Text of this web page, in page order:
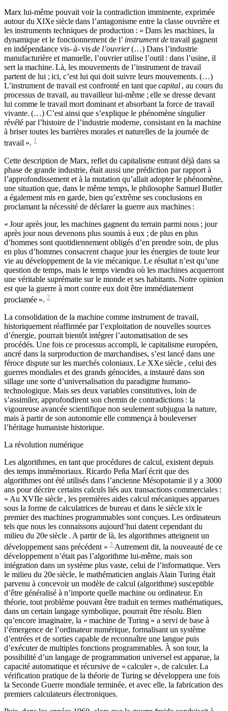
Marx lui-même pouvait voir la contradiction imminente, exprimée
autour duXIXesiècle dans l’antagonisme entre la classe ouvrière et
les instruments techniques de production : « Dans les machines, la
dynamique et le fonctionnement de l’ instrument detravail gagnent
en indépendance vis-à-visde l’ouvrier(…) Dans l’industrie
manufacturière et manuelle, l’ouvrier utilise l’outil : dans l’usine, il
sert la machine. Là, les mouvements de l’instrument de travail
partent de lui ; ici, c’est lui qui doit suivre leurs mouvements. (…)
L’instrument de travail est confronté en tant quecapital , au cours du
processus de travail, au travailleur lui-même ; elle se dresse devant
lui comme le travail mort dominant et absorbant la force de travail
vivante. (…) C’est ainsi que s’explique le phénomène singulier
révélé par l’histoire de l’industrie moderne, consistant en la machine
à briser toutes les barrières morales et naturelles de la journée de
travail ». 1
Cette description de Marx, reflet du capitalisme entrant déjà dans sa
phase de grande industrie, était aussi une prédiction par rapport à
l’approfondissement et à la mutation qu’allait adopter le phénomène,
une situation que, dans le même temps, le philosophe Samuel Butler
a également mis en garde, bien qu’extrême ses conclusions en
proclamant la nécessité de déclarer la guerre aux machines :
« Jour après jour, les machines gagnent du terrain parmi nous ; jour
après jour nous devenons plus soumis à eux ; de plus en plus
d’hommes sont quotidiennement obligés d’en prendre soin, de plus
en plus d’hommes consacrent chaque jour les énergies de toute leur
vie au développement de la vie mécanique. Le résultat n’est qu’une
question de temps, mais le temps viendra où les machines acquerront
une véritable suprématie sur le monde et ses habitants. Notre opinion
est que la guerre à mort contre eux doit être immédiatement
proclamée ». 2
La consolidation de la machine comme instrument de travail,
historiquement réaffirmée par l’exploitation de nouvelles sources
d’énergie, pourrait bientôt intégrer l’automatisation de ses
procédés. Une fois ce processus accompli, le capitalisme européen,
ancré dans la surproduction de marchandises, s’est lancé dans une
féroce dispute sur les marchés coloniaux. Le XXesiècle , celui des
guerres mondiales et des grands génocides, a instauré dans son
sillage une sorte d’universalisation du paradigme humano-
technologique. Mais ses deux variables constitutives, loin de
s’assimiler, approfondirent son chemin de contradictions : la
vigoureuse avancée scientifique non seulement subjugua la nature,
mais à partir de son autonomie elle commença à bouleverser
l’héritage humaniste historique.
La révolution numérique
Les algorithmes, en tant que procédures de calcul, existent depuis
des temps immémoriaux. Ricardo Peña Marí écrit que des
algorithmes ont été utilisés dans l’ancienne Mésopotamie il y a 3000
ans pour décrire certains calculs liés aux transactions commerciales :
« Au XVIIe siècle , les premières aides calcul mécaniques apparues
sous la forme de calculatrices de bureau et dans le sièclexixle
premier des machines programmables sont conçues. Les ordinateurs
tels que nous les connaissons aujourd’hui datent cependant du
milieu du 20esiècle . A partir de là, les algorithmes atteignent un
développement sans précédent » 3 Autrement dit, la nouveauté de ce
développement n’était pas l’algorithme lui-même, mais son
intégration dans un système plus vaste, celui de l’informatique. Vers
le milieu du 20esiècle, le mathématicien anglais Alain Turing était
parvenu à concevoir un modèle de calcul (algorithme) susceptible
d’être généralisé à n’importe quelle machine ou ordinateur. En
théorie, tout problème pouvant être traduit en termes mathématiques,
dans un certain langage symbolique, pourrait être résolu. Bien
qu’encore imaginaire, la « machine de Turing » a servi de base à
l’émergence de l’ordinateur numérique, formalisant un système
d’entrées et de sorties capable de reconnaître une langue puis
d’exécuter de multiples fonctions programmables. À son tour, la
possibilité d’un langage de programmation universel est apparue, la
capacité automatique et récursive de « calculer », de calculer. La
vérification pratique de la théorie de Turing se développera une fois
la Seconde Guerre mondiale terminée, et avec elle, la fabrication des
premiers calculateurs électroniques.